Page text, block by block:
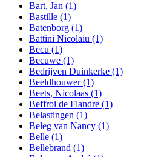
Bart, Jan (1)
Bastille (1)
Batenborg (1)
Battini Nicolaiu (1)
Becu (1)
Becuwe (1)
Bedrijven Duinkerke (1)
Beeldhouwer(1)
Beets, Nicolaas (1)
Beffroi de Flandre (1)
Belastingen (1)
Beleg van Nancy (1)
Belle (1)
Bellebrand (1)